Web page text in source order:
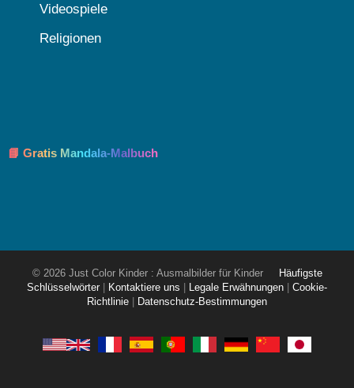
Videospiele
Religionen
📘 Gratis Mandala-Malbuch
© 2026 Just Color Kinder : Ausmalbilder für Kinder
Häufigste
Schlüsselwörter
Kontaktiere uns Legale Erwähnungen
Cookie-
Richtlinie
Datenschutz-Bestimmungen